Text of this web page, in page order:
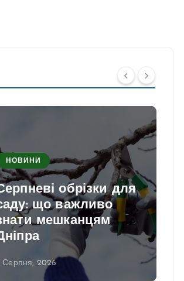
НОВИНИ
обрізки для
що важливо
мешканцям
Серпня, 2026